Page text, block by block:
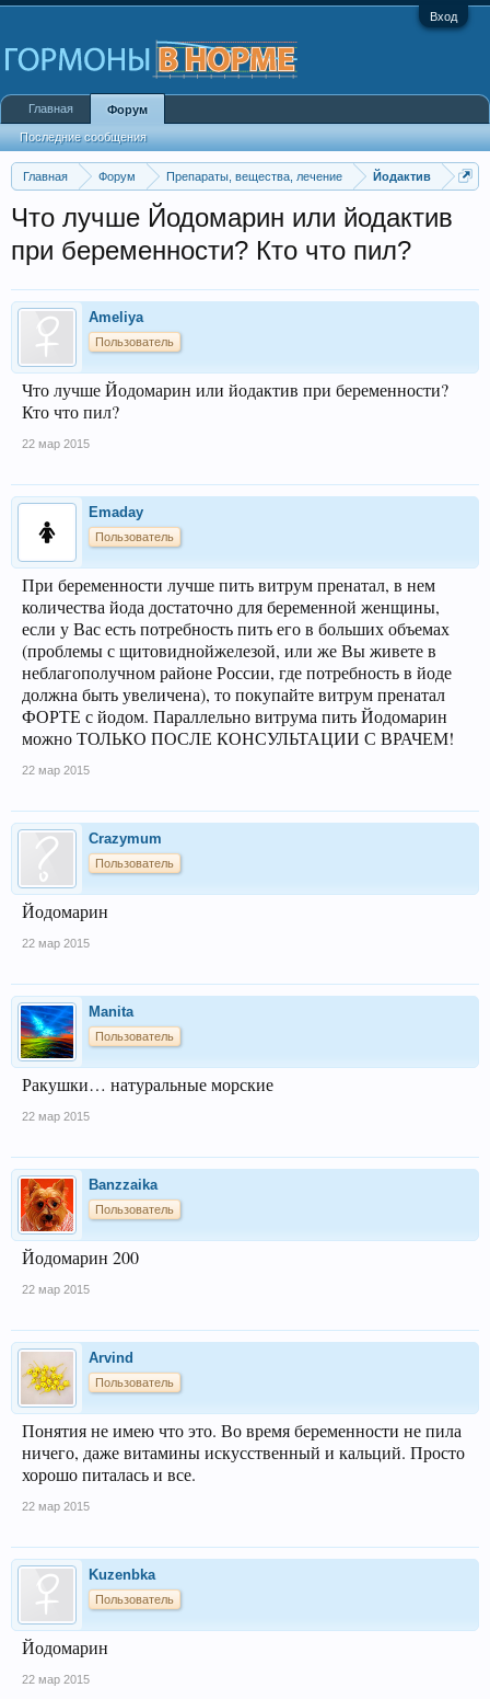
Вход
Главная Форум Препараты, вещества, лечение Йодактив
Что лучше Йодомарин или йодактив
при беременности? Кто что пил?
Ameliya
Пользователь
Что лучше Йодомарин или йодактив при беременности?
Кто что пил?
22 мар 2015
Emaday
Пользователь
При беременности лучше пить витрум пренатал, в нем
количества йода достаточно для беременной женщины,
если у Вас есть потребность пить его в больших объемах
(проблемы с щитовиднойжелезой, или же Вы живете в
неблагополучном районе России, где потребность в йоде
должна быть увеличена), то покупайте витрум пренатал
ФОРТЕ с йодом. Параллельно витрума пить Йодомарин
можно ТОЛЬКО ПОСЛЕ КОНСУЛЬТАЦИИ С ВРАЧЕМ!
22 мар 2015
Crazymum
Пользователь
Йодомарин
22 мар 2015
Manita
Пользователь
Ракушки… натуральные морские
22 мар 2015
Banzzaika
Пользователь
Йодомарин 200
22 мар 2015
Arvind
Пользователь
Понятия не имею что это. Во время беременности не пила
ничего, даже витамины искусственный и кальций. Просто
хорошо питалась и все.
22 мар 2015
Kuzenbka
Пользователь
Йодомарин
22 мар 2015
Главная Форум
Последние сообщения